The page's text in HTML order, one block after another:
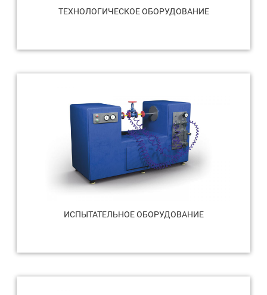
ТЕХНОЛОГИЧЕСКОЕ ОБОРУДОВАНИЕ
ИСПЫТАТЕЛЬНОЕ ОБОРУДОВАНИЕ